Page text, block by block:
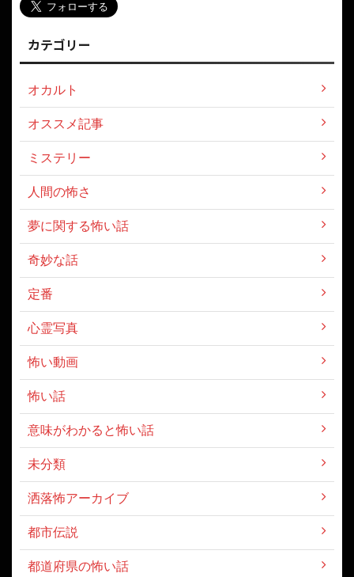
カテゴリー
オカルト
オススメ記事
ミステリー
人間の怖さ
夢に関する怖い話
奇妙な話
定番
心霊写真
怖い動画
怖い話
意味がわかると怖い話
未分類
洒落怖アーカイブ
都市伝説
都道府県の怖い話